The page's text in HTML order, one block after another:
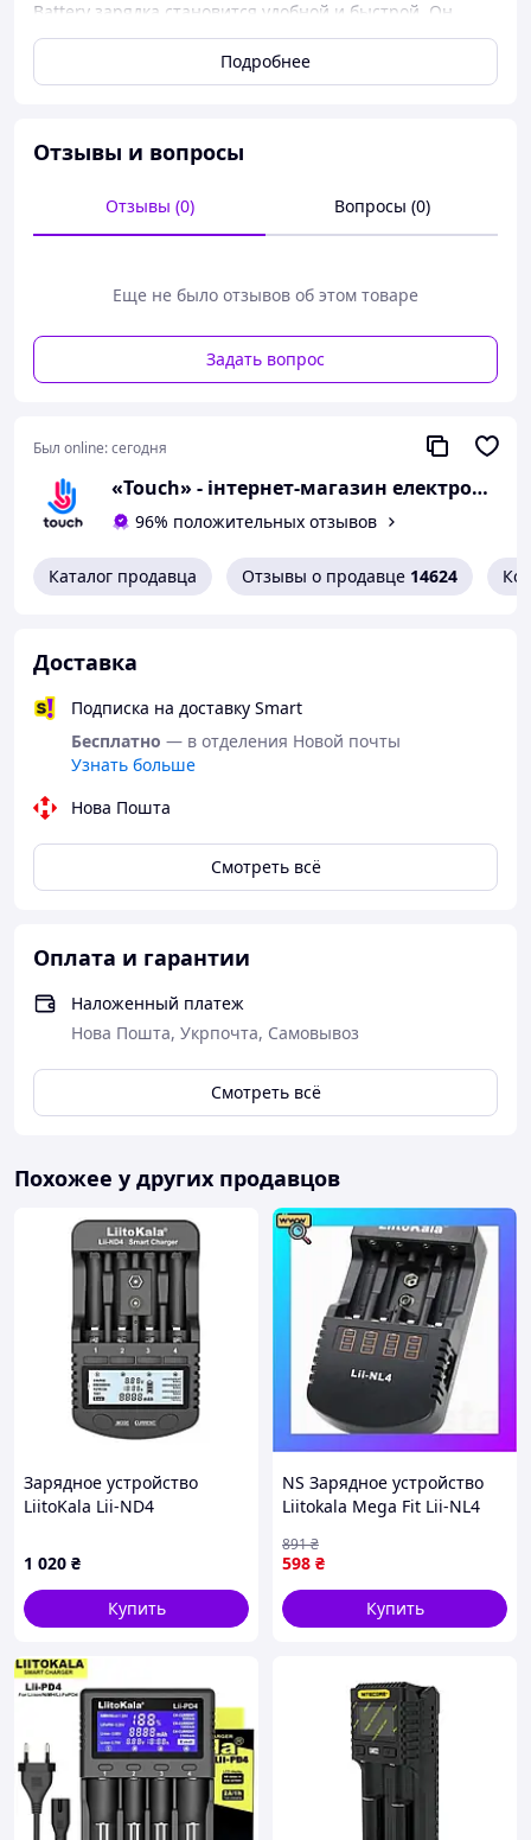
Battery зарядка становится удобной и быстрой. Он
позволяет заряжать две батареи одновременно, что
особенно полезно при активных съемках. Теперь
можно не переживать о том, что батарея сядет в самый
Батарея Enduro обладает улучшенными
условиях. Комплект зарядного устройства и батареи
ситуациях, будь то холодная погода или длительная
съемка. Это делает его идеальным аксессуаром для
Подробнее
Отзывы и вопросы
Отзывы (0) Вопросы (0)
Еще не было отзывов об этом товаре
Задать вопрос
Был online:сегодня
«Touch» - інтернет-магазин електроніки та гаджетів
96% положительных отзывов
Каталог продавца Отзывы о продавце 14624
Доставка
Подписка на доставку Smart
Бесплатно — в отделения Новой почты
Узнать больше
Нова Пошта
Смотреть всё
Оплата и гарантии
Наложенный платеж
Нова Пошта, Укрпочта, Самовывоз
Смотреть всё
Похожее у других продавцов
Зарядное устройство
LiitoKala Lii-ND4
1 020 ₴
Купить
NS Зарядное устройство
Liitokala Mega Fit Lii-NL4
минипальчиковых
аккумуляторов и акк
Nes22/Q
598 ₴
891₴
Купить